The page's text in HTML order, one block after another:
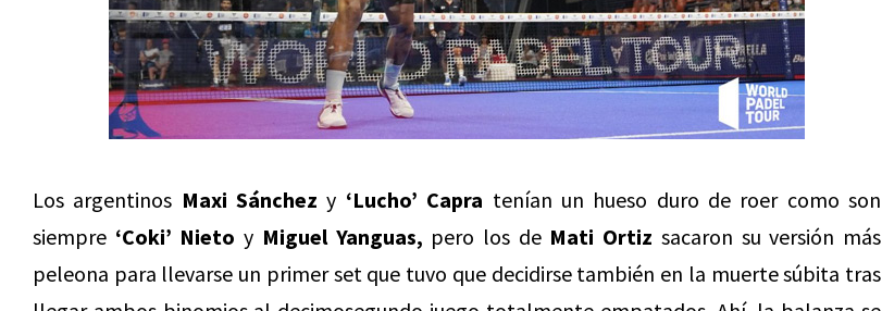
Los argentinos Maxi Sánchez y ‘Lucho’ Capra tenían un hueso duro de roer como son
siempre ‘Coki’ Nieto y Miguel Yanguas, pero los de Mati Ortiz sacaron su versión más
peleona para llevarse un primer set que tuvo que decidirse también en la muerte súbita tras